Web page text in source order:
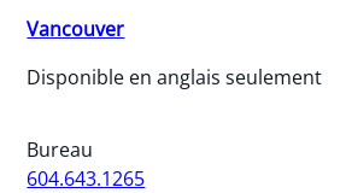
Vancouver
Disponible en anglais seulement
Bureau
604.643.1265